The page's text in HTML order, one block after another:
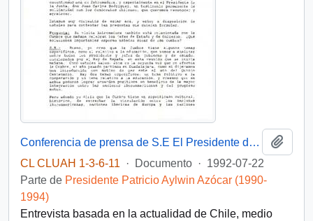
Conferencia de prensa de S.E El Presidente de la República, D. Patricio Aylwin Azócar, en Extremadura, España
CL CLUAH 1-3-6-11
· Documento · 1992-07-22
Parte de Presidente Patricio Aylwin Azócar (1990-
1994)
Entrevista basada en la actualidad de Chile, medio